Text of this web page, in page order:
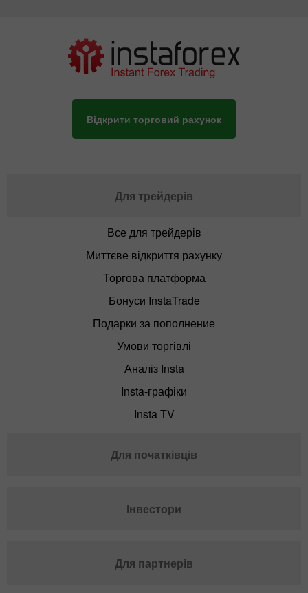
Відкрити торговий рахунок
Для трейдерів
Все для трейдерів
Миттєве відкриття рахунку
Торгова платформа
Бонуси InstaTrade
Подарки за пополнение
Умови торгівлі
Аналіз Insta
Insta-графіки
Insta TV
Для початківців
Інвестори
Для партнерів